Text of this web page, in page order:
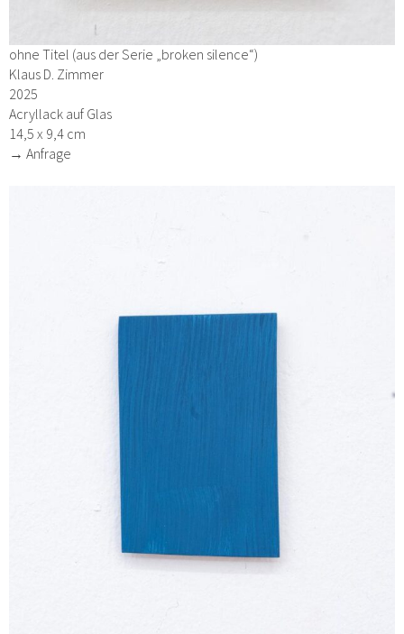
ohne Titel (aus der Serie „broken silence“)
Klaus D. Zimmer
2025
Acryllack auf Glas
14,5 x 9,4 cm
→ Anfrage